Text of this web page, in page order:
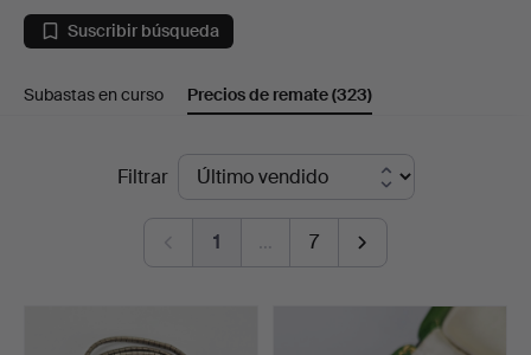
colgantes
en
Thörner
Suscribir búsqueda
Subastas en curso Precios de remate(323)
Filtrar
1 … 7